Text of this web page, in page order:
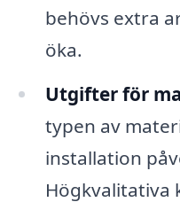
behövs extra
öka.
Utgifter för
typen av
installation
Högkvalitativa